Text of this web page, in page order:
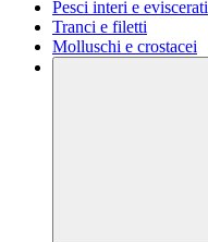
Pesci interi e eviscerati
Tranci e filetti
Molluschi e crostacei